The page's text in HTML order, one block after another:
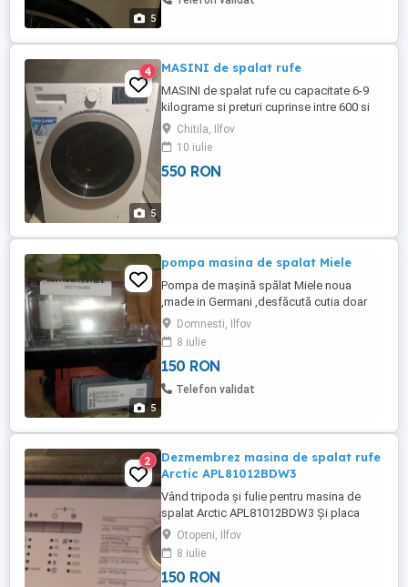
5
5
4 MASINI de spalat rufe
MASINI de spalat rufe cu capacitate 6-9
kilograme si preturi cuprinse intre 600 si
750 de lei
Chitila, Ilfov
10 iulie
550 RON
5
pompa masina de spalat Miele
Pompa de mașină spălat Miele noua
,made in Germani ,desfăcută cutia doar
pentru a vedea produsul!A fost
comandata greșit!
Domnesti, Ilfov
8 iulie
150 RON
Telefon validat
2
Dezmembrez masina de spalat rufe
Arctic APL81012BDW3
Vând tripoda și fulie pentru masina de
spalat Arctic APL81012BDW3 Și placa
electronică a aceeași mașini pe care am
dezmembrat o datorită ruginei! Prețul este
pentru ambele piese,cu ridicare din
Otopeni.
Otopeni, Ilfov
8 iulie
150 RON